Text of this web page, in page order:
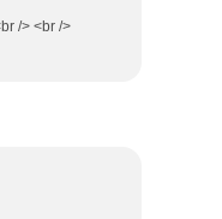
/> <br />